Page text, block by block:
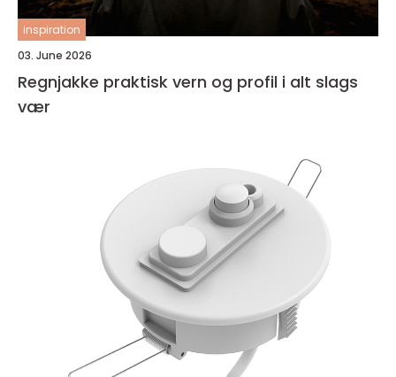
inspiration
03. June 2026
Regnjakke praktisk vern og profil i alt slags
vær